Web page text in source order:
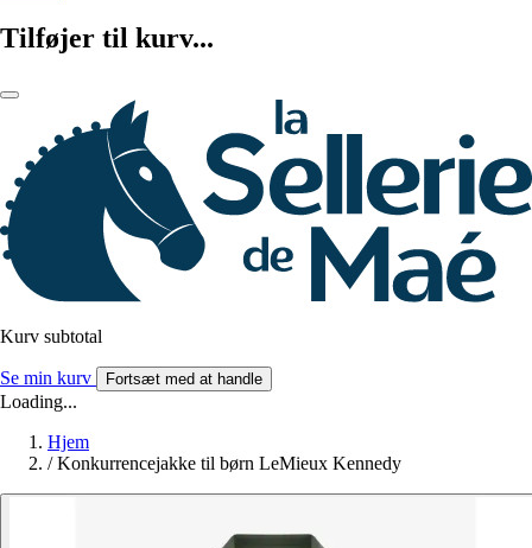
Tilføjer til kurv...
Kurv subtotal
Se min kurv Fortsæt med at handle
Loading...
Hjem
/ Konkurrencejakke til børn LeMieux Kennedy